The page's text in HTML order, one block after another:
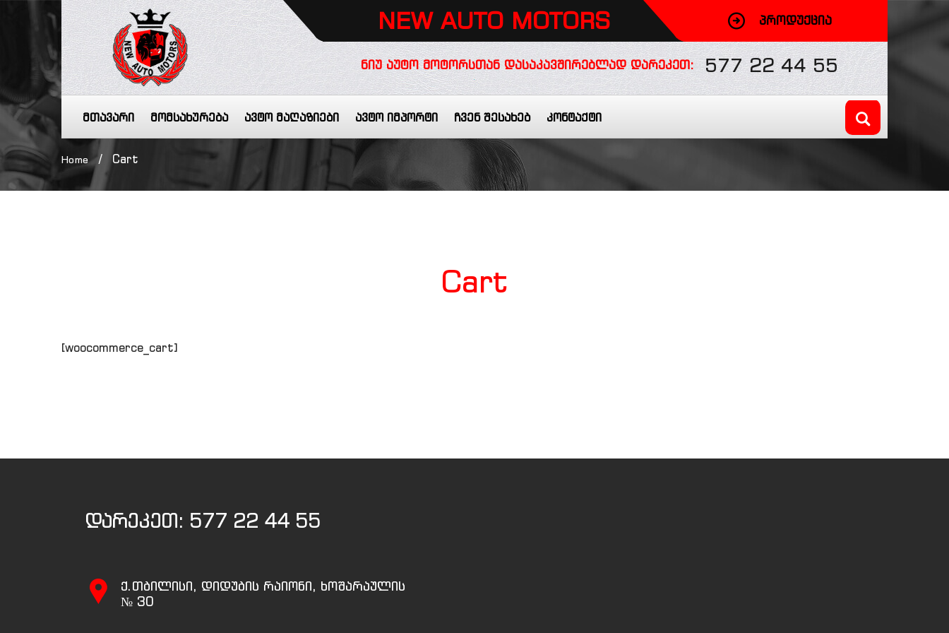
NEW AUTO MOTORS ᲞᲠᲝᲓᲣᲥᲪᲘᲐ
ᲜᲘᲣ ᲐᲣᲢᲝ ᲛᲝᲢᲝᲠᲡᲗᲐᲜ ᲓᲐᲡᲐᲙᲐᲕᲨᲘᲠᲔᲑᲚᲐᲓ ᲓᲐᲠᲔᲙᲔᲗ: 577 22 44 55
მთავარი მომსახურება ავტო მაღაზიები ავტო იმპორტი ჩვენ შესახებ კონტაქტი
Home / Cart
Cart
[woocommerce_cart]
დარეკეთ: 577 22 44 55
ქ.თბილისი, დიდუბის რაიონი, ხოშარაულის
№ 30